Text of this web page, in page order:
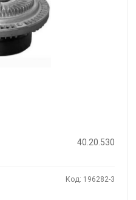
40.20.530
Код: 196282-3